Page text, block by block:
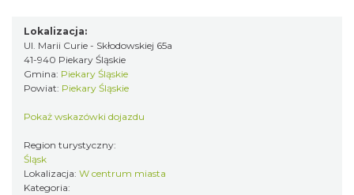
Lokalizacja:
Ul. Marii Curie - Skłodowskiej 65a
41-940 Piekary Śląskie
Gmina: Piekary Śląskie
Powiat: Piekary Śląskie
Pokaż wskazówki dojazdu
Region turystyczny:
Śląsk
Lokalizacja: W centrum miasta
Kategoria: